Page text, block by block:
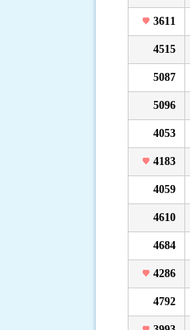
3611
4515
5087
5096
4053
4183
4059
4610
4684
4286
4792